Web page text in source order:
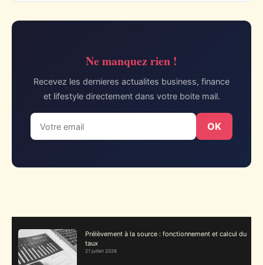
Ne manquez rien !
Recevez les dernieres actualites business, finance
et lifestyle directement dans votre boite mail.
OK
Prélèvement à la source : fonctionnement et calcul du
taux
21 juillet 2026